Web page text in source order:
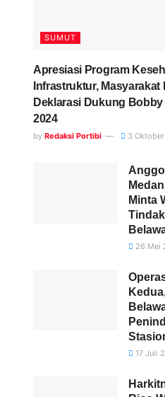
SUMUT
Apresiasi Program
Infrastruktur, Masyarakat
Deklarasi Dukung
2024
by Redaksi Portibi 3
Minta
26 Mei
17 Juli